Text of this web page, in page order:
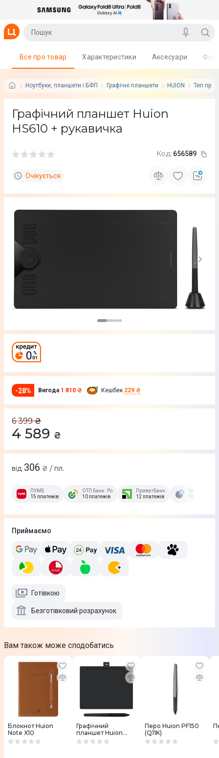
Ноутбуки, планшети і БФП Графічні планшети HUION Тип
Все про товар Характеристики Аксесуари
Графічний планшет Huion
HS610 + рукавичка
Код: 656589
Очікується
-28% Вигода 1 810 ₴ Кешбек 229 ₴
6 399 ₴
4 589 ₴
від 306 ₴ / пл.
ПУМБ
15 платежів
ОТП Банк. Розстрочка Скибочка.
10 платежів
ПриватБанк
12 платежів
15 платежів
Приймаємо
Готівкою
Безготівковий розрахунок
Вам також може сподобатись
Блокнот Huion
Note X10
Графічний
планшет Huion
Inspiroy RTS-300 +
Перо Huion PF150
(Q11K)